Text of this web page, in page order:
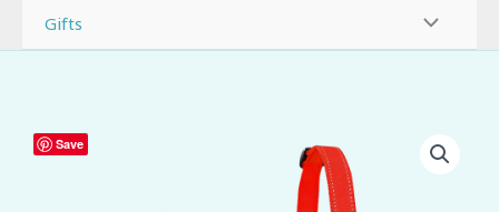
Gifts
Save
Excellent
Premium